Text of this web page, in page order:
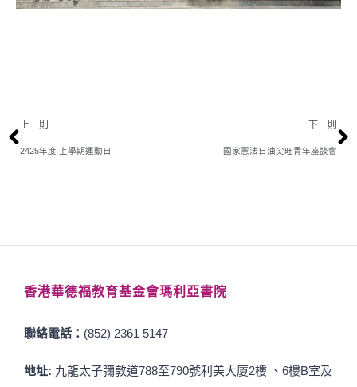
上一則
2425年度 上學期運動日
下一則
國家憲法日油尖旺青年座談會
香港華德福教育基金會瑪利亞書院
聯絡電話： (852) 2361 5147
地址: 九龍太子彌敦道788至790號利美大廈2樓 、6樓B室及